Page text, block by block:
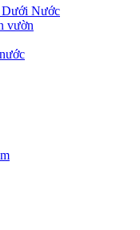
Nước
vườn